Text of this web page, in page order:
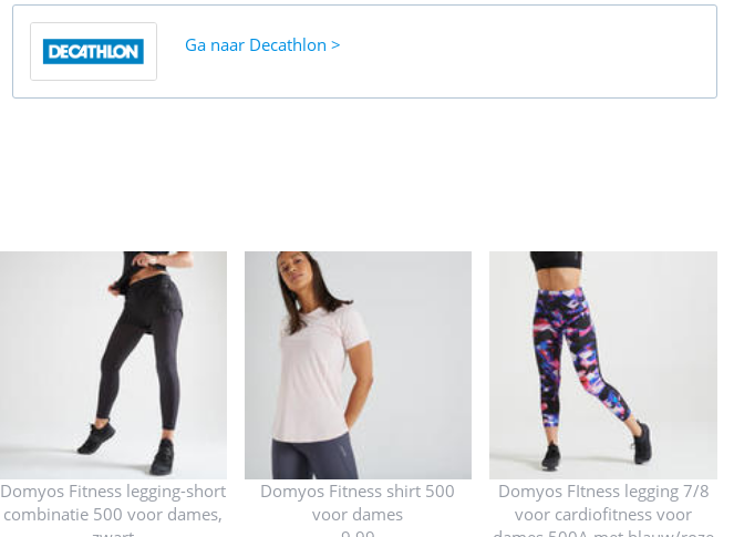
Ga naar Decathlon
Domyos Fitness legging-short
combinatie 500 voor dames,
Domyos Fitness shirt 500
voor dames
Domyos FItness legging 7/8
voor cardiofitness voor